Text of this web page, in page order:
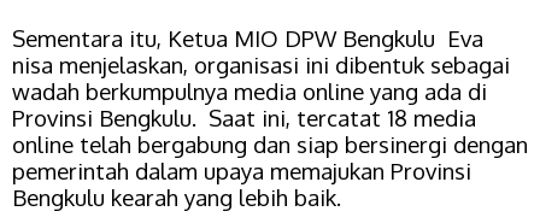
Sementara itu, Ketua MIO DPW Bengkulu Eva
nisa menjelaskan, organisasi ini dibentuk sebagai
wadah berkumpulnya media online yang ada di
Provinsi Bengkulu. Saat ini, tercatat 18 media
online telah bergabung dan siap bersinergi dengan
pemerintah dalam upaya memajukan Provinsi
Bengkulu kearah yang lebih baik.